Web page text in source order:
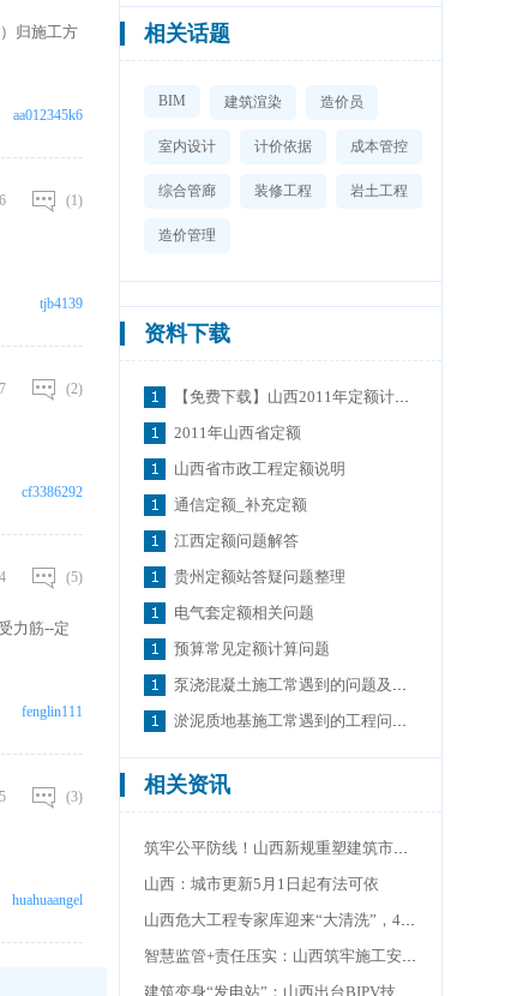
归施工方
aa012345k6
(1)
tjb4139
(2)
cf3386292
(5)
力筋--定
fenglin111
(3)
huahuaangel
相关话题
BIM 建筑渲染 造价员
室内设计 计价依据 成本管控
综合管廊 装修工程 岩土工程
造价管理
资料下载
【免费下载】山西2011年定额计价费用定额
2011年山西省定额
山西省市政工程定额说明
通信定额_补充定额
江西定额问题解答
贵州定额站答疑问题整理
电气套定额相关问题
预算常见定额计算问题
泵浇混凝土施工常遇到的问题及处理措施
淤泥质地基施工常遇到的工程问题及处理
相关资讯
筑牢公平防线！山西新规重塑建筑市场招投标生态
山西：城市更新5月1日起有法可依
山西危大工程专家库迎来“大清洗”，4月30日截止
智慧监管+责任压实：山西筑牢施工安全防线
建筑变身“发电站”：山西出台BIPV技术规范